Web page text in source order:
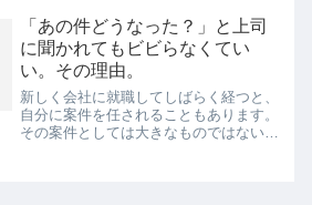
の？」というブログ名に代わっていま
す。そして、一回りして「まだ東京...
「あの件どうなった？」と上司
に聞かれてもビビらなくてい
い。その理由。
新しく会社に就職してしばらく経つと、
自分に案件を任されることもあります。
その案件としては大きなものではないに